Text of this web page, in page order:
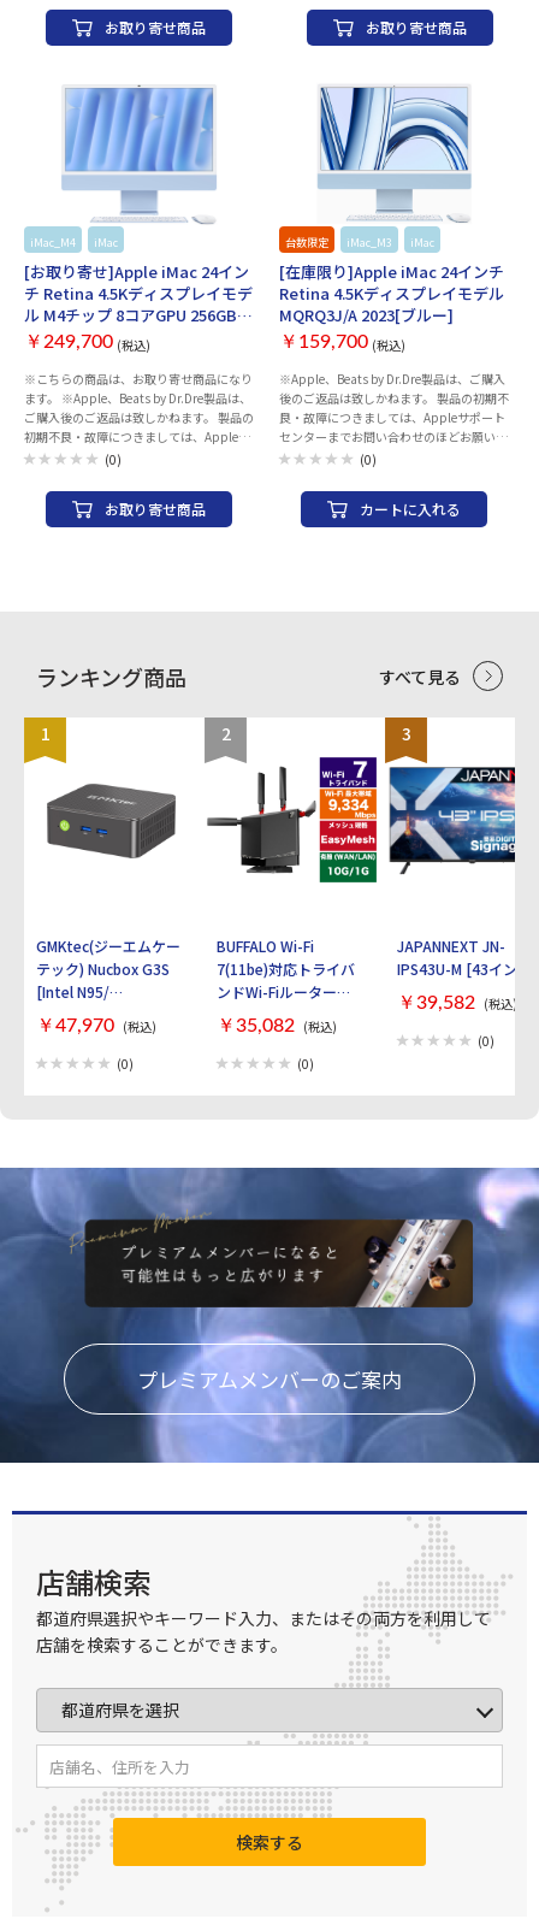
たします。 製品には保証書が付属致しませ
ん。保証の際には、納品書（購入証明書）
が必要となりますので、大切に保管くださ
ン 電話番号：0120-27753-5 シリーズ名：
iMac 発売時期：Late 2024 筐体：液晶一
体 CPU種類：Apple M4チップ コア数：10
コア メモリ容量：16 GB メモリ種類：ユ
ニファイドメモリ ビデオチップ：Apple
M4チップ 10コアGPU 16コアNeural
4480x2520 ワイド画面：○ ストレージ容
量：SSD：512GB
お取り寄せ商品
たします。 製品には保証書が付属致しませ
ん。保証の際には、納品書（購入証明書）
が必要となりますので、大切に保管くださ
ン 電話番号：0120-27753-5 ・「M4」チ
ップとパーソナルインテリジェントシステ
ム「Apple Intelligence」を搭載した、10
コアGPU 24型「iMac」。ストレージは
256GB、メモリーは16GB。 ・「M1」搭
載の「iMac」と比べて、日々の生産性で
ような負荷の高いワークフローでは最大
2.1倍高速になっている。 ・デスクビュー
に対応した12MPセンターフレームカメラ
でビデオ通話機能が向上。「Magic
Mouse」「Touch ID搭載Magic Keyboard」
が付属する。
お取り寄せ商品
iMac_M4 iMac
[お取り寄せ]Apple iMac 24イン
チ Retina 4.5Kディスプレイモデ
ル M4チップ 8コアGPU 256GB
SSD 16GBメモリ MWUF3J/A
2024[ブルー]
￥249,700 (税込)
※こちらの商品は、お取り寄せ商品になり
ます。 ※Apple、Beats by Dr.Dre製品は、
ご購入後のご返品は致しかねます。 製品の
初期不良・故障につきましては、Appleサ
ポートセンターまでお問い合わせのほどお
しません。保証の際には、納品書（購入証
明書）が必要となりますので、大切に保管
ください。 AppleCareサービス＆サポー
Engine 画面サイズ：24 インチ 解像度：
4480x2520 ワイド画面：○ ストレージ容
(0)
お取り寄せ商品
台数限定 iMac_M3 iMac
[在庫限り]Apple iMac 24インチ
Retina 4.5Kディスプレイモデル
MQRQ3J/A 2023[ブルー]
￥159,700 (税込)
※Apple、Beats by Dr.Dre製品は、ご購入
後のご返品は致しかねます。 製品の初期不
良・故障につきましては、Appleサポート
センターまでお問い合わせのほどお願いい
たします。 製品には保証書が付属致しませ
が必要となりますので、大切に保管くださ
い。 AppleCareサービス＆サポートライ
ン 電話番号：0120-27753-5 シリーズ名：
4480x2520 ワイド画面：○ ストレージ容
(0)
カートに入れる
ランキング商品 すべて見る
1
GMKtec(ジーエムケー
テック) Nucbox G3S
[Intel N95/
RAM:16GB/
SSD:512GB/ Windows
11 Pro]
￥47,970 (税込)
(0)
2
BUFFALO Wi-Fi
7(11be)対応トライバ
ンドWi-Fiルーター
AirStation
WXR9300BE6P [ブラ
ック]
￥35,082 (税込)
(0)
3
JAPANNEXT JN-
IPS43U-M [43インチ]
￥39,582 (税込)
(0)
プレミアムメンバーのご案内
店舗検索
都道府県選択やキーワード入力、またはその両方を利用して
店舗を検索することができます。
検索する